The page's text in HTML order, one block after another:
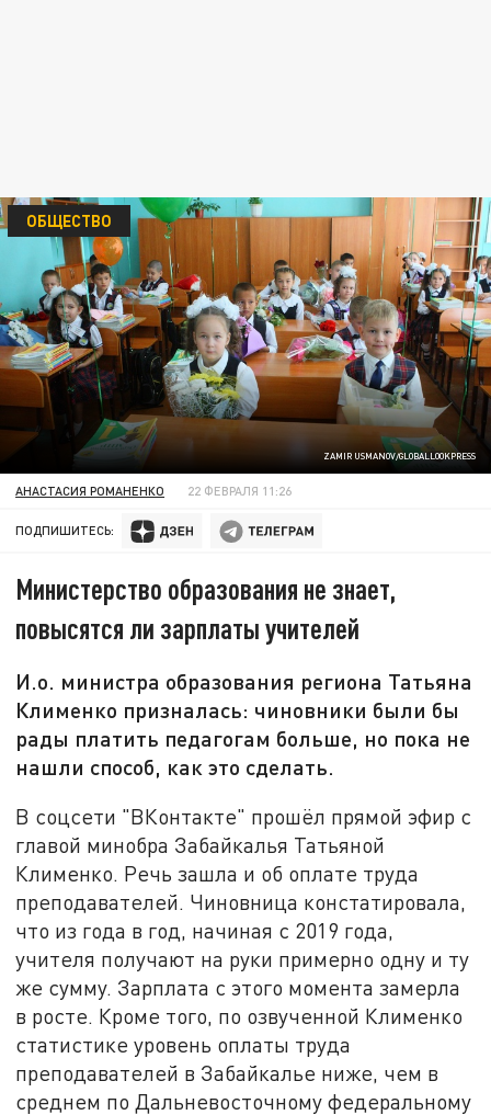
ZAMIR USMANOV/GLOBALLOOKPRESS
ОБЩЕСТВО
АНАСТАСИЯ РОМАНЕНКО 22 ФЕВРАЛЯ 11:26
ПОДПИШИТЕСЬ:
Министерство образования не знает,
повысятся ли зарплаты учителей
И.о. министра образования региона Татьяна
Клименко призналась: чиновники были бы
рады платить педагогам больше, но пока не
нашли способ, как это сделать.
В соцсети "ВКонтакте" прошёл прямой эфир с
главой минобра Забайкалья Татьяной
Клименко. Речь зашла и об оплате труда
преподавателей. Чиновница констатировала,
что из года в год, начиная с 2019 года,
учителя получают на руки примерно одну и ту
же сумму. Зарплата с этого момента замерла
в росте. Кроме того, по озвученной Клименко
статистике уровень оплаты труда
преподавателей в Забайкалье ниже, чем в
среднем по Дальневосточному федеральному